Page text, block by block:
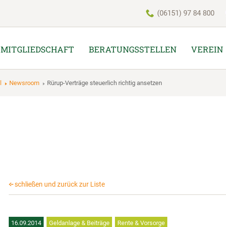
(06151) 97 84 800
MITGLIEDSCHAFT BERATUNGSSTELLEN VEREIN
Newsroom Rürup-Verträge steuerlich richtig ansetzen
schließen und zurück zur Liste
16.09.2014 Geldanlage & Beiträge Rente & Vorsorge